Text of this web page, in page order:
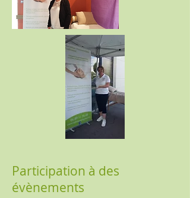
Participation à des
évènements